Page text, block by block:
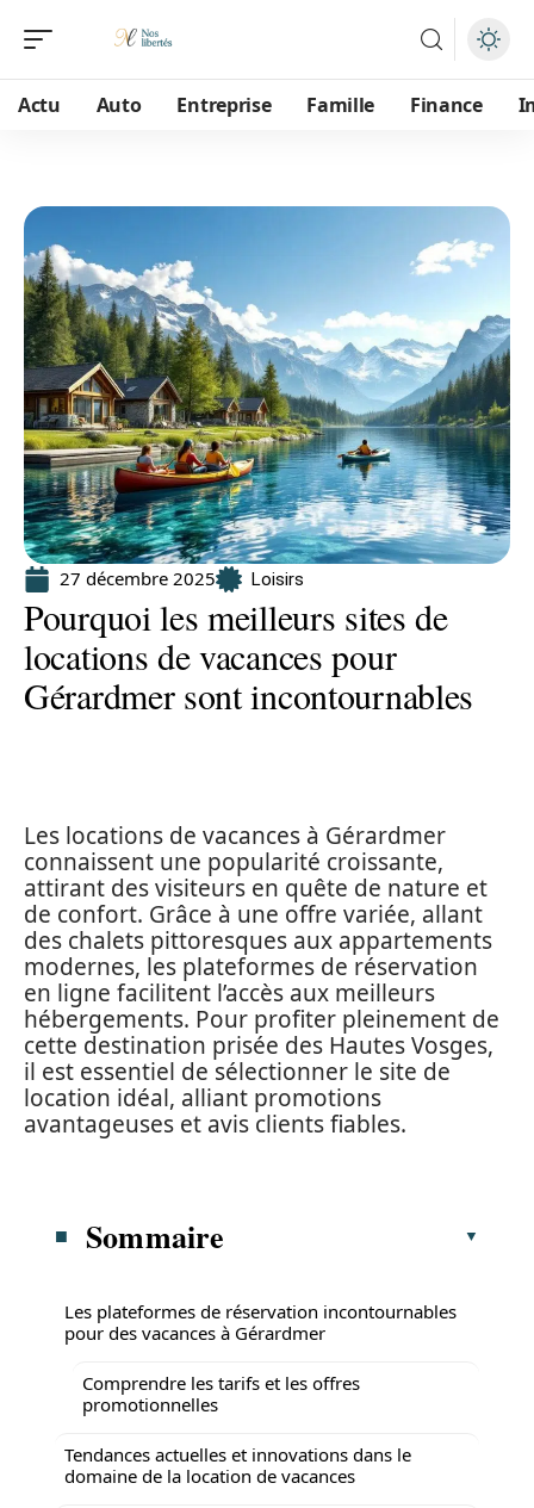
Actu Auto Entreprise Famille Finance
27 décembre 2025 Loisirs
Pourquoi les meilleurs sites de
locations de vacances pour
Gérardmer sont incontournables
Les locations de vacances à Gérardmer
connaissent une popularité croissante,
attirant des visiteurs en quête de nature et
de confort. Grâce à une offre variée, allant
des chalets pittoresques aux appartements
modernes, les plateformes de réservation
en ligne facilitent l’accès aux meilleurs
hébergements. Pour profiter pleinement de
cette destination prisée des Hautes Vosges,
il est essentiel de sélectionner le site de
location idéal, alliant promotions
avantageuses et avis clients fiables.
Sommaire
Les plateformes de réservation incontournables
pour des vacances à Gérardmer
Comprendre les tarifs et les offres
promotionnelles
Tendances actuelles et innovations dans le
domaine de la location de vacances